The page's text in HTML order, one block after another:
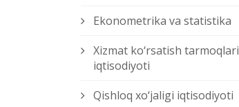
Ekonometrika va statistika
Xizmat kо‘rsatish tarmoqlari
iqtisodiyoti
Qishloq xо‘jaligi iqtisodiyoti